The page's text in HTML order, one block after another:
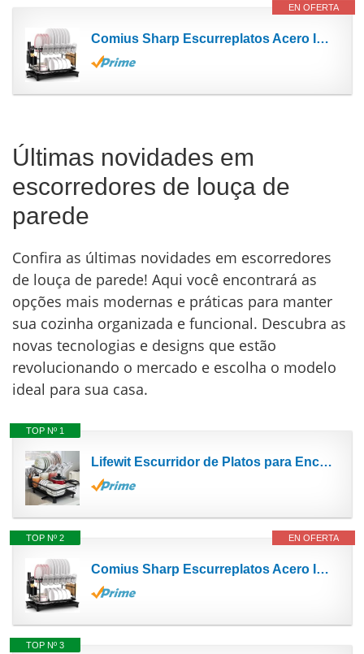
EN OFERTA
Comius Sharp Escurreplatos Acero Inoxidable, Soporte de Drenaje Automático, con Soporte para...
Últimas novidades em
escorredores de louça de
parede
Confira as últimas novidades em escorredores
de louça de parede! Aqui você encontrará as
opções mais modernas e práticas para manter
sua cozinha organizada e funcional. Descubra as
novas tecnologias e designs que estão
revolucionando o mercado e escolha o modelo
ideal para sua casa.
TOP Nº 1
Lifewit Escurridor de Platos para Encimera de Cocina, Escurreplatos de Acero Inoxidable de 2 Niveles...
EN OFERTA
TOP Nº 2
Comius Sharp Escurreplatos Acero Inoxidable, Soporte de Drenaje Automático, con Soporte para...
TOP Nº 3